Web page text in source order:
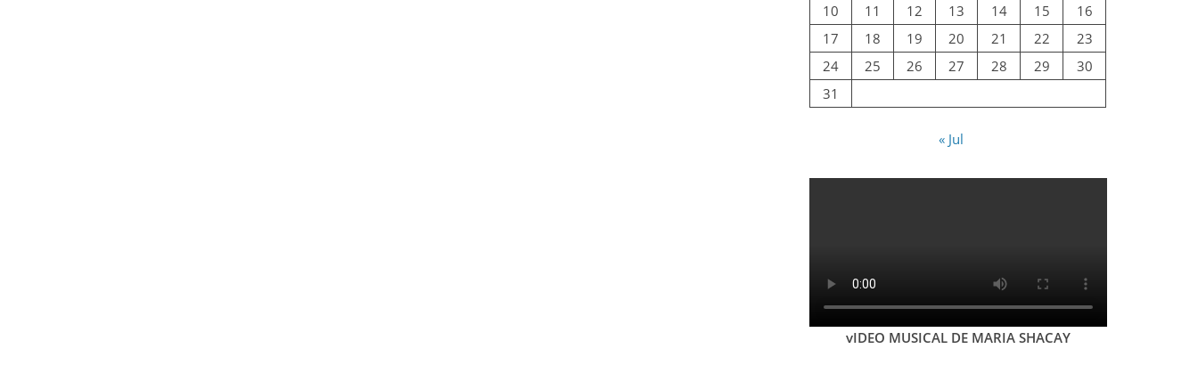
10
11 12 13 14 15
16
17
18 19 20 21 22
23
24
25 26 27 28 29
30
31
« Jul
vIDEO MUSICAL DE MARIA SHACAY